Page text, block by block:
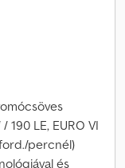
LE, EURO VI
percnél)
és